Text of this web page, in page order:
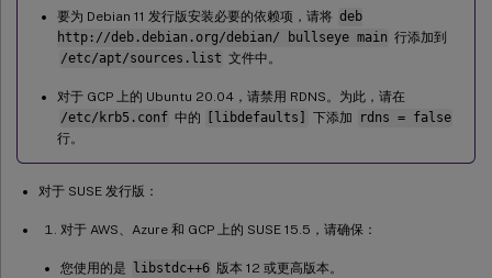
要为 Debian 11 发行版安装必要的依赖项，请将 deb
http://deb.debian.org/debian/ bullseye main 行添加到
/etc/apt/sources.list 文件中。
对于 GCP 上的 Ubuntu 20.04，请禁用 RDNS。为此，请在
/etc/krb5.conf 中的 [libdefaults] 下添加
rdns = false
行。
对于 SUSE 发行版：
对于 AWS、Azure 和 GCP 上的 SUSE 15.5，请确保：
您使用的是 libstdc++6 版本 12 或更高版本。